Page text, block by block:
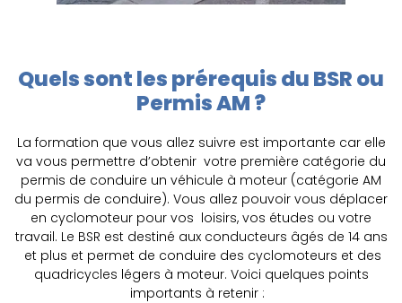
Quels sont les prérequis du BSR ou
Permis AM ?
La formation que vous allez suivre est importante car elle
va vous permettre d’obtenir votre première catégorie du
permis de conduire un véhicule à moteur (catégorie AM
du permis de conduire). Vous allez pouvoir vous déplacer
en cyclomoteur pour vos loisirs, vos études ou votre
travail. Le BSR est destiné aux conducteurs âgés de 14 ans
et plus et permet de conduire des cyclomoteurs et des
quadricycles légers à moteur. Voici quelques points
importants à retenir :